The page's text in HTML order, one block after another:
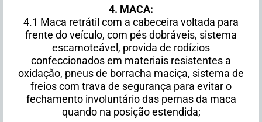
4. MACA:
4.1 Maca retrátil com a cabeceira voltada para
frente do veículo, com pés dobráveis, sistema
escamoteável, provida de rodízios
confeccionados em materiais resistentes a
oxidação, pneus de borracha maciça, sistema de
freios com trava de segurança para evitar o
fechamento involuntário das pernas da maca
quando na posição estendida;